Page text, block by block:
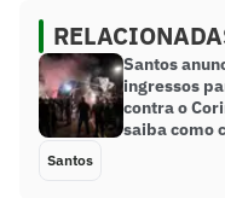
Santos
ingressos
contra o
saiba como
Santos